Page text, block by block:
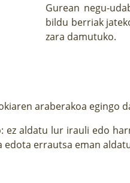
Gurean negu-
bildu berriak
zara damutuko.
araberakoa egingo
ez aldatu lur irauli edo
edota errautsa eman